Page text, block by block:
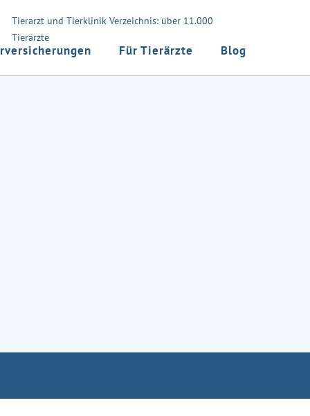
Tierarzt und Tierklinik Verzeichnis: über 11.000
Tierärzte
Für Tierärzte Blog